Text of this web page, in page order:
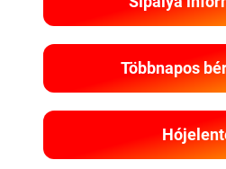
Többnapos